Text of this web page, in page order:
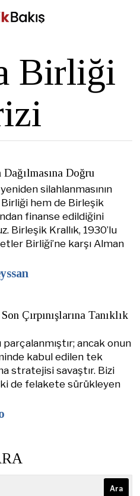
Birliği
Dağılmasına Doğru
silahlanmasının
hem de Birleşik
finanse edildiğini
Birleşik Krallık, 1930’lu
Birliği’ne karşı Alman
Çırpınışlarına Tanıklık
ancak onun
kabul edilen tek
stratejisi savaştır. Bizi
de felakete sürükleyen
Ara